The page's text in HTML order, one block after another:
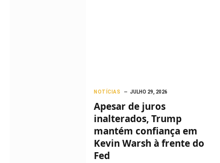
NOTÍCIAS JULHO 29, 2026
Apesar de juros
inalterados, Trump
mantém confiança em
Kevin Warsh à frente do
Fed